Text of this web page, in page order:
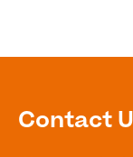
Contact